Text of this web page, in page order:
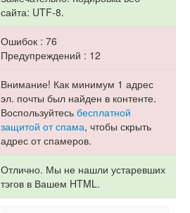
сайта: UTF-8.
Ошибок : 76
Предупреждений : 12
Внимание! Как минимум 1 адрес
эл. почты был найден в контенте.
Воспользуйтесь бесплатной
защитой от спама, чтобы скрыть
адрес от спамеров.
Отлично. Мы не нашли устаревших
тэгов в Вашем HTML.